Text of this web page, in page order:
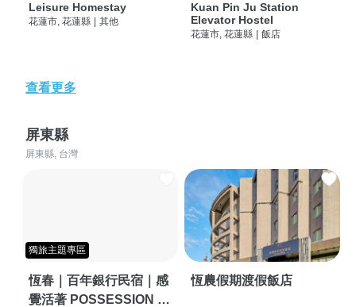
Leisure Homestay
花蓮市, 花蓮縣 其他
Kuan Pin Ju Station
Elevator Hostel
花蓮市, 花蓮縣 飯店
查看更多
屏東縣
屏東縣, 台灣
獨旅主題專區
恆春｜百年銀行民宿｜感
覺活著 POSSESSION |
恆農假期渡假飯店